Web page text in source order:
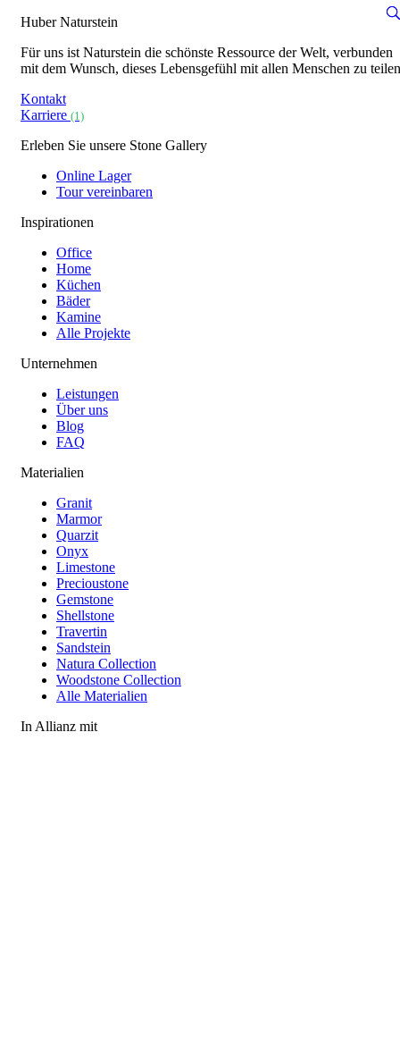
Huber Naturstein
Für uns ist Naturstein die schönste Ressource der Welt, verbunden
mit dem Wunsch, dieses Lebensgefühl mit allen Menschen zu
Kontakt
Karriere (1)
Erleben Sie unsere Stone Gallery
Online Lager
Tour vereinbaren
Inspirationen
Office
Home
Küchen
Bäder
Kamine
Alle Projekte
Unternehmen
Leistungen
Über uns
Blog
FAQ
Materialien
Granit
Marmor
Quarzit
Onyx
Limestone
Precioustone
Gemstone
Shellstone
Travertin
Sandstein
Natura Collection
Woodstone Collection
Alle Materialien
In Allianz mit